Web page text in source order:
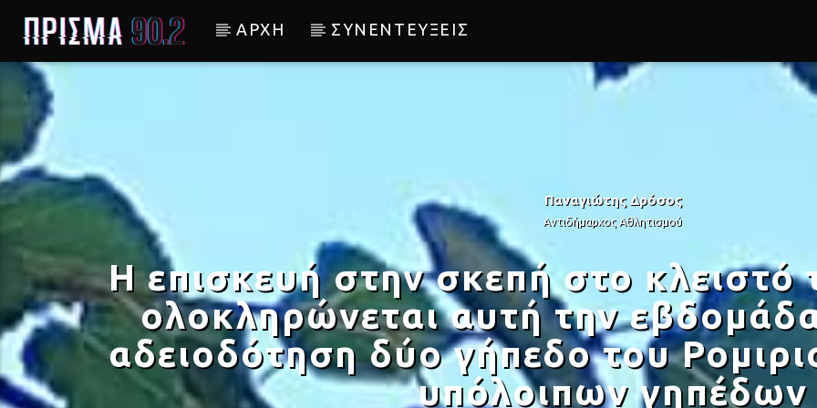
ΑΡΧΗ ΣΥΝΕΝΤΕΥΞΕΙΣ
Παναγιώτης Δρόσος
Αντιδήμαρχος Αθλητισμού
Η επισκευή στην σκεπή στο κλειστό
ολοκληρώνεται αυτή την
αδειοδότηση δύο γήπεδο του
υπόλοιπων γηπέδων